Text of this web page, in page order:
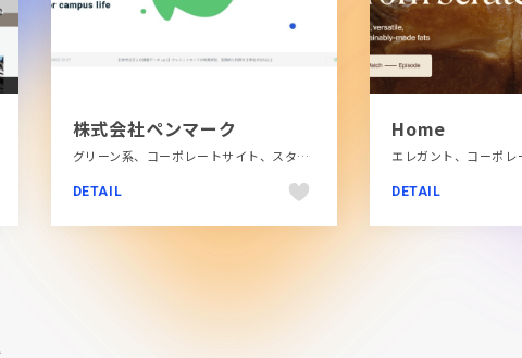
株式会社ペンマーク
グリーン系、コーポレートサイト、スタイリッシュ、テクノロジー・サイエンス、大きめ写真、教育・学校
DETAIL
Home
DETAIL